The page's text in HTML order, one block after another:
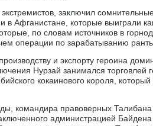
заключил
Афганистане, которые выиграли
по словам источников в
операции по зарабатыванию
и экспорту героина
Нурзай занимался торговлей
кокаинового короля,
командира правоверных
администрацией